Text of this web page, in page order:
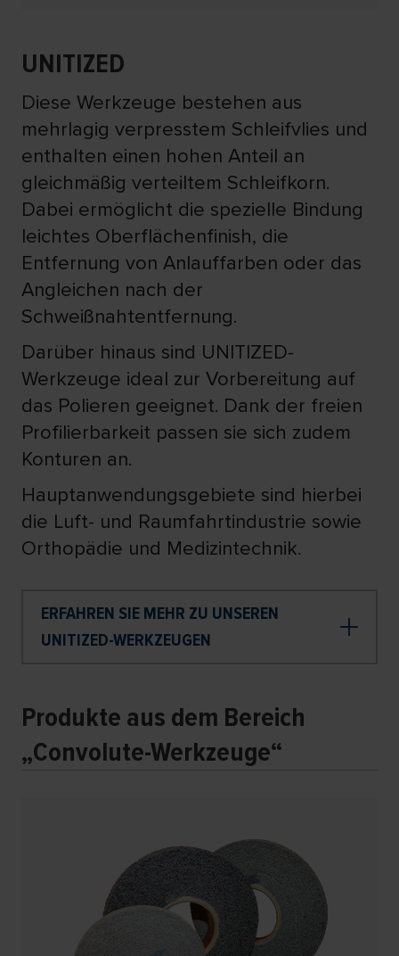
UNITIZED
Diese Werkzeuge bestehen aus
mehrlagig verpresstem Schleifvlies und
enthalten einen hohen Anteil an
gleichmäßig verteiltem Schleifkorn.
Dabei ermöglicht die spezielle Bindung
leichtes Oberflächenfinish, die
Entfernung von Anlauffarben oder das
Angleichen nach der
Schweißnahtentfernung.
Darüber hinaus sind UNITIZED-
Werkzeuge ideal zur Vorbereitung auf
das Polieren geeignet. Dank der freien
Profilierbarkeit passen sie sich zudem
Konturen an.
Hauptanwendungsgebiete sind hierbei
die Luft- und Raumfahrtindustrie sowie
Orthopädie und Medizintechnik.
ERFAHREN SIE MEHR ZU UNSEREN
UNITIZED-WERKZEUGEN
Produkte aus dem Bereich
„Convolute-Werkzeuge“